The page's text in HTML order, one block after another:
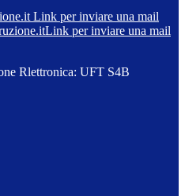
Link per inviare una mail
Link per inviare una mail
Rlettronica: UFT S4B